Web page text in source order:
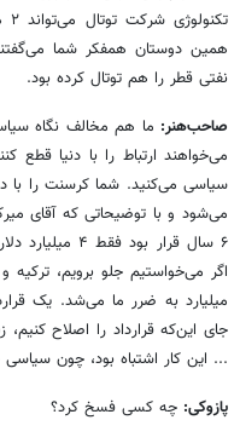
همین دوستان همفکر شما
نفتی قطر را هم توتال کرده بود.
صاحب‌هنر: ما هم مخالف نگاه
می‌خواهند ارتباط را با دنیا قطع
سیاسی می‌کنید. شما کرسنت را با
۶ سال قرار
اگر می‌خواستیم جلو برویم،
میلیارد به ضرر ما می‌شد. یک
جای این‌که قرارداد را اصلاح
... این کار اشتباه بود، چون
پازوکی: چه کسی فسخ کرد؟